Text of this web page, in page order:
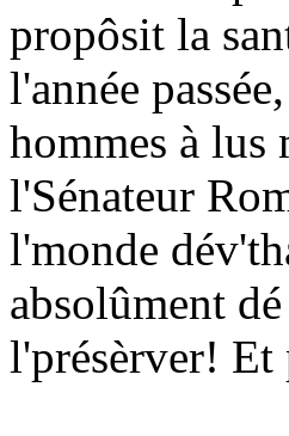
propôsit la
l'année
hommes à
l'Sénateur
l'monde
absolûment
l'présèrver!